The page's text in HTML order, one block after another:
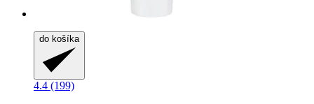
do košíka
4.4 (199)